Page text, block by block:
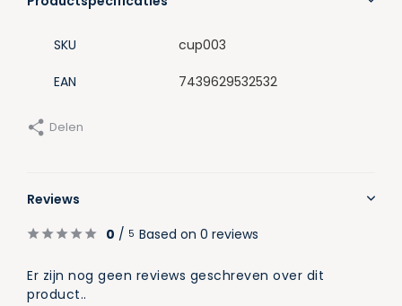
SKU cup003
EAN 7439629532532
Delen
Reviews
0 / 5 Based on 0 reviews
Er zijn nog geen reviews geschreven over dit
product..